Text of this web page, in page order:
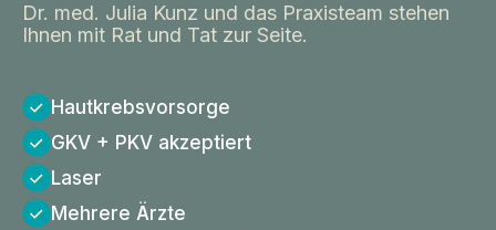
Dr. med. Julia Kunz und das Praxisteam stehen
Ihnen mit Rat und Tat zur Seite.
Hautkrebsvorsorge
GKV + PKV akzeptiert
Laser
Mehrere Ärzte